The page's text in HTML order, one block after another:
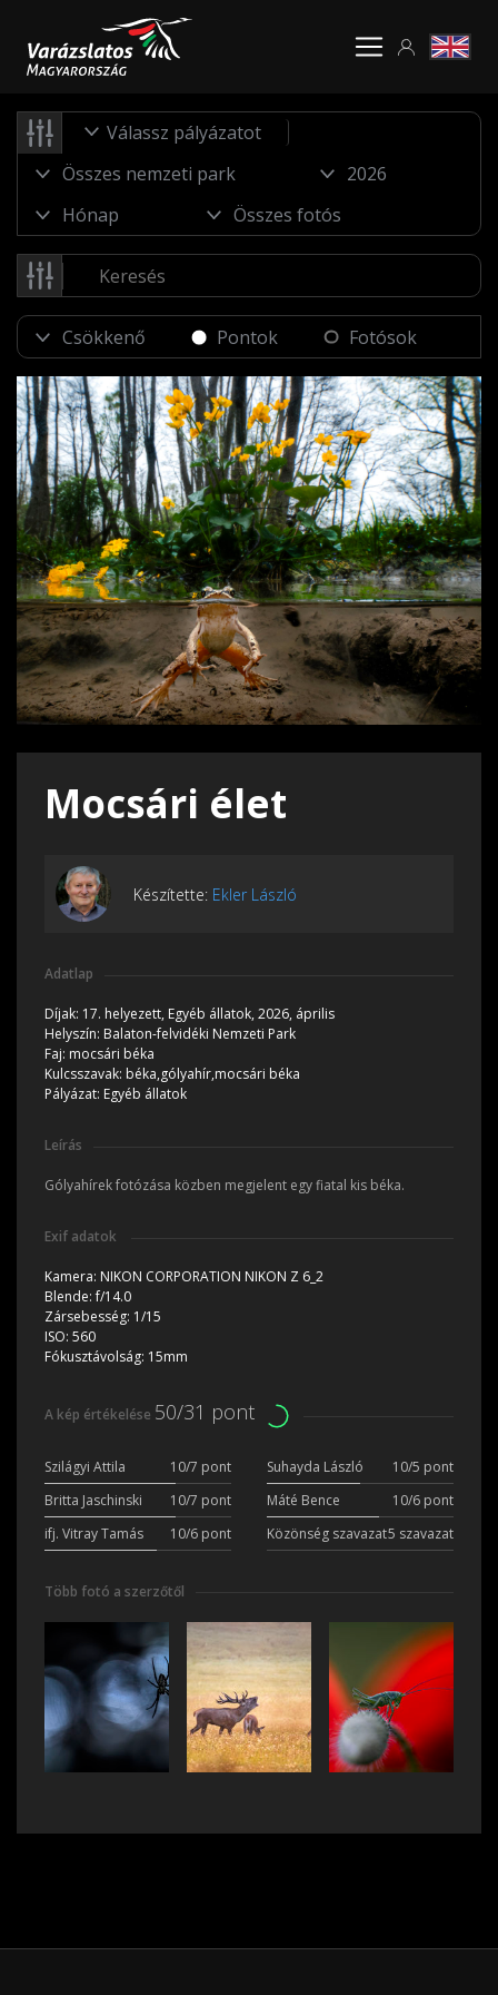
Válassz pályázatot
Pontok Fotósok
Mocsári élet
Készítette: Ekler László
Adatlap
Díjak: 17. helyezett, Egyéb állatok, 2026, április
Helyszín: Balaton-felvidéki Nemzeti Park
Faj: mocsári béka
Kulcsszavak: béka,gólyahír,mocsári béka
Pályázat: Egyéb állatok
Leírás
Gólyahírek fotózása közben megjelent egy fiatal kis béka.
Exif adatok
Kamera: NIKON CORPORATION NIKON Z 6_2
Blende:f/14.0
Zársebesség: 1/15
ISO: 560
Fókusztávolság: 15mm
A kép értékelése 50/31 pont
Szilágyi Attila 10/7 pont Suhayda László
10/5 pont
Britta Jaschinski
10/7 pont Máté Bence
10/6 pont
ifj. Vitray Tamás
10/6 pont Közönség szavazat5 szavazat
Több fotó a szerzőtől